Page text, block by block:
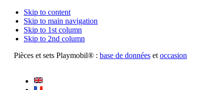
Skip to content
Skip to main navigation
Skip to 1st column
Skip to 2nd column
Pièces et sets Playmobil® : base de donnéeset occasion